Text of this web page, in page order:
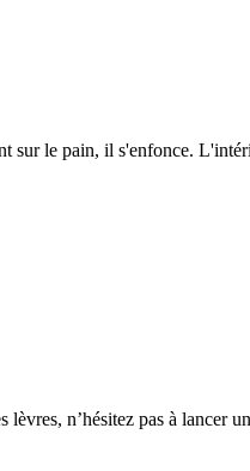
sur le pain, il s'enfonce.
n’hésitez pas à lancer